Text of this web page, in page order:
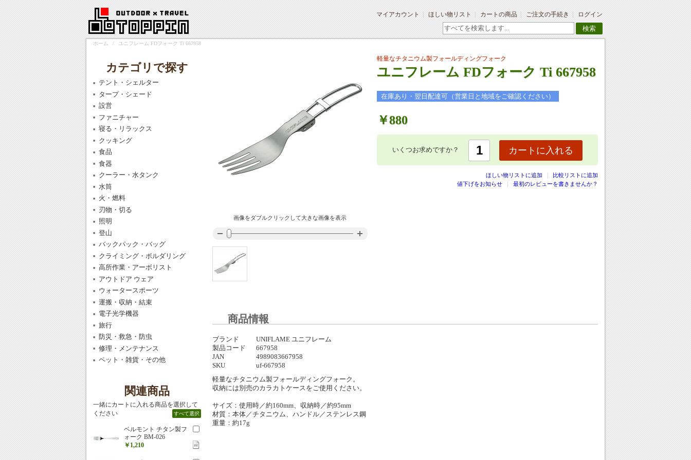
マイアカウント ほしい物リスト カートの商品 ご注文の手続き ログイン
検索
ホーム / ユニフレーム FDフォーク Ti 667958
軽量なチタニウム製フォールディングフォーク
ユニフレーム FDフォーク Ti 667958
在庫あり・翌日配達可（営業日と地域をご確認ください）
￥880
いくつお求めですか？ カートに入れる
ほしい物リストに追加
比較リストに追加
最初のレビューを書きませんか？
値下げをお知らせ
画像をダブルクリックして大きな画像を表示
商品情報
ブランド
UNIFLAME ユニフレーム
製品コード
667958
JAN
4989083667958
SKU
uf-667958
軽量なチタニウム製フォールディングフォーク。
収納には別売のカラカトケースをご使用ください。
サイズ：使用時／約160mm、収納時／約95mm
材質：本体／チタニウム、ハンドル／ステンレス鋼
重量：約17g
カテゴリで探す
テント・シェルター
タープ・シェード
設営
ファニチャー
寝る・リラックス
クッキング
食品
食器
クーラー・水タンク
水筒
火・燃料
刃物・切る
照明
登山
バックパック・バッグ
クライミング・ボルダリング
高所作業・アーボリスト
アウトドア ウェア
ウォータースポーツ
運搬・収納・結束
電子光学機器
旅行
防災・救急・防虫
修理・メンテナンス
ペット・雑貨・その他
関連商品
一緒にカートに入れる商品を選択して
ください
すべて選択
ベルモント チタン製フ
ォーク BM-026
￥1,210